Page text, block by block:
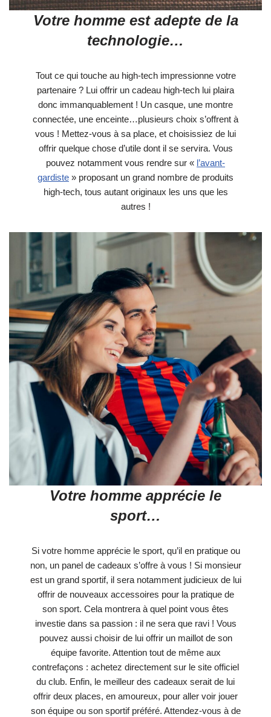
Votre homme est adepte de la
technologie…
Tout ce qui touche au high-tech impressionne votre
partenaire ? Lui offrir un cadeau high-tech lui plaira
donc immanquablement ! Un casque, une montre
connectée, une enceinte…plusieurs choix s’offrent à
vous ! Mettez-vous à sa place, et choisissiez de lui
offrir quelque chose d’utile dont il se servira. Vous
pouvez notamment vous rendre sur « l’avant-
gardiste » proposant un grand nombre de produits
high-tech, tous autant originaux les uns que les
autres !
Votre homme apprécie le
sport…
Si votre homme apprécie le sport, qu’il en pratique ou
non, un panel de cadeaux s’offre à vous ! Si monsieur
est un grand sportif, il sera notamment judicieux de lui
offrir de nouveaux accessoires pour la pratique de
son sport. Cela montrera à quel point vous êtes
investie dans sa passion : il ne sera que ravi ! Vous
pouvez aussi choisir de lui offrir un maillot de son
équipe favorite. Attention tout de même aux
contrefaçons : achetez directement sur le site officiel
du club. Enfin, le meilleur des cadeaux serait de lui
offrir deux places, en amoureux, pour aller voir jouer
son équipe ou son sportif préféré. Attendez-vous à de